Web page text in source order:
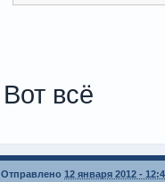
Вот всё
Отправлено 12 января 2012 -